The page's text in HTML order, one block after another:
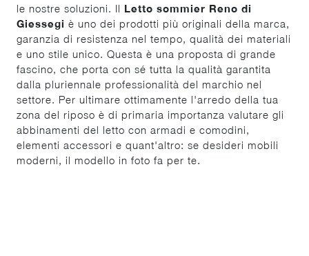
le nostre soluzioni. Il Letto sommier Reno di
Giessegi è uno dei prodotti più originali della marca,
garanzia di resistenza nel tempo, qualità dei materiali
e uno stile unico. Questa è una proposta di grande
fascino, che porta con sé tutta la qualità garantita
dalla pluriennale professionalità del marchio nel
settore. Per ultimare ottimamente l'arredo della tua
zona del riposo è di primaria importanza valutare gli
abbinamenti del letto con armadi e comodini,
elementi accessori e quant'altro: se desideri mobili
moderni, il modello in foto fa per te.